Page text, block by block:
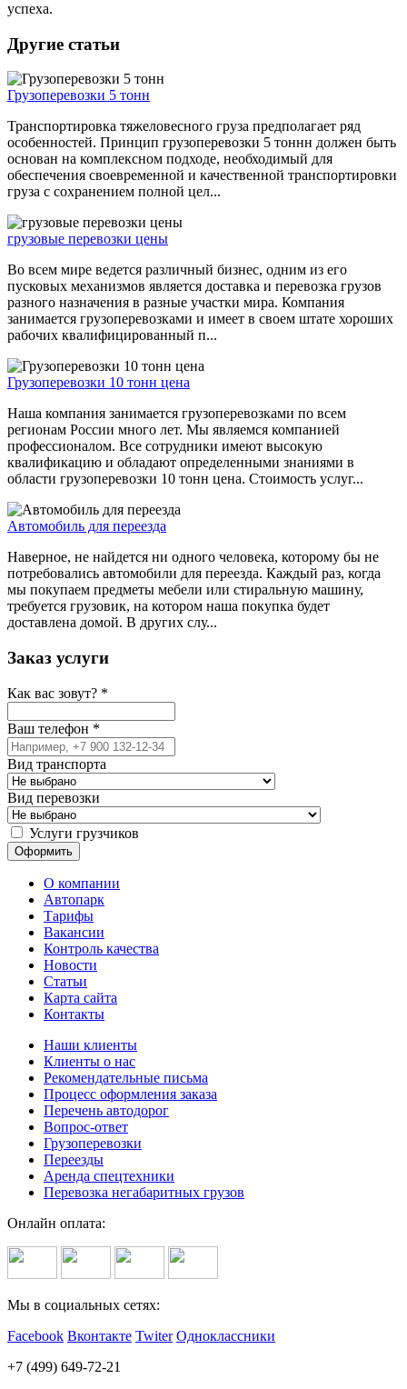
успеха.
Другие статьи
Грузоперевозки 5 тонн
Транспортировка тяжеловесного груза предполагает ряд
особенностей. Принцип грузоперевозки 5 тоннн должен быть
основан на комплексном подходе, необходимый для
обеспечения своевременной и качественной транспортировки
груза с сохранением полной цел...
грузовые перевозки цены
Во всем мире ведется различный бизнес, одним из его
пусковых механизмов является доставка и перевозка грузов
разного назначения в разные участки мира. Компания
занимается грузоперевозками и имеет в своем штате хороших
рабочих квалифицированный п...
Грузоперевозки 10 тонн цена
Наша компания занимается грузоперевозками по всем
регионам России много лет. Мы являемся компанией
профессионалом. Все сотрудники имеют высокую
квалификацию и обладают определенными знаниями в
области грузоперевозки 10 тонн цена. Стоимость услуг...
Автомобиль для переезда
Наверное, не найдется ни одного человека, которому бы не
потребовались автомобили для переезда. Каждый раз, когда
мы покупаем предметы мебели или стиральную машину,
требуется грузовик, на котором наша покупка будет
доставлена домой. В других слу...
Заказ услуги
Как вас зовут? *
Ваш телефон *
Вид транспорта
Вид перевозки
Услуги грузчиков
О компании
Автопарк
Тарифы
Вакансии
Контроль качества
Новости
Статьи
Карта сайта
Контакты
Наши клиенты
Клиенты о нас
Рекомендательные письма
Процесс оформления заказа
Перечень автодорог
Вопрос-ответ
Грузоперевозки
Переезды
Аренда спецтехники
Перевозка негабаритных грузов
Онлайн оплата:
Мы в социальных сетях:
Facebook Вконтакте Twiter Одноклассники
+7 (499) 649-72-21